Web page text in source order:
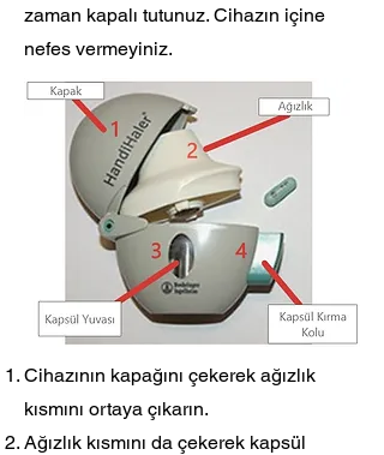
zaman kapalı tutunuz. Cihazın içine
nefes vermeyiniz.
Cihazının kapağını çekerek ağızlık
kısmını ortaya çıkarın.
Ağızlık kısmını da çekerek kapsül